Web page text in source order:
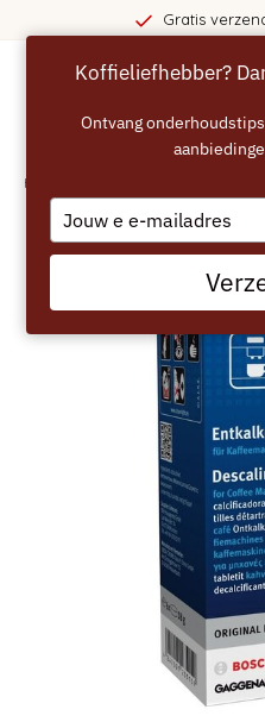
Gratis
Home
Koffieliefhebber?
Ontvang
Type
your
email